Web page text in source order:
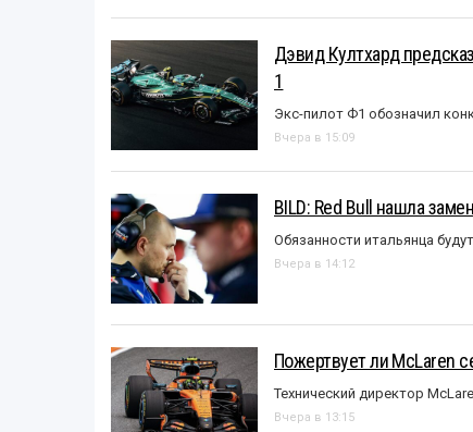
Дэвид Култхард
1
Экс-пилот Ф1 обозначил
Вчера в 15:09
BILD: Red Bull нашла
Обязанности итальянца
Вчера в 14:12
Пожертвует ли McLaren
Технический директор
Вчера в 13:15